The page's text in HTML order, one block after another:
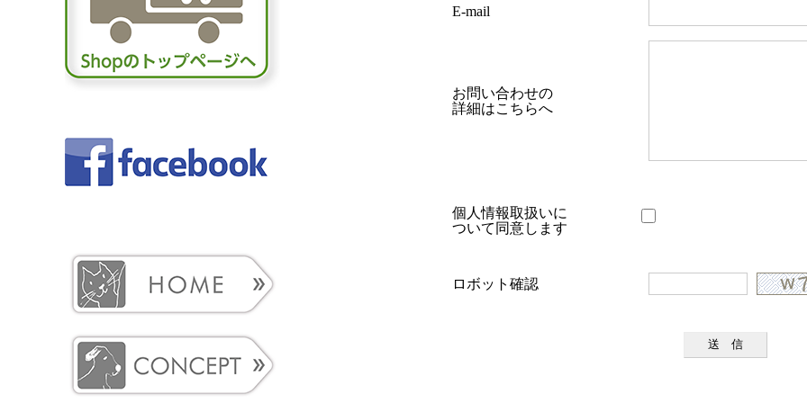
E-mail
お問い合わせの
詳細はこちらへ
個人情報取扱いに
ついて同意します
ロボット確認